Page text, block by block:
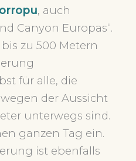
, auch
Canyon Europas“.
zu 500 Metern
für alle, die
der Aussicht
unterwegs sind.
ganzen Tag ein.
ist ebenfalls